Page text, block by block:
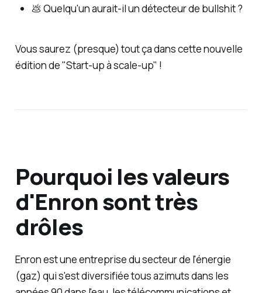
💩 Quelqu'un aurait-il un détecteur de bullshit ?
Vous saurez (presque) tout ça dans cette nouvelle
édition de "Start-up à scale-up" !
Pourquoi les valeurs
d'Enron sont très
drôles
Enron est une entreprise du secteur de l'énergie
(gaz) qui s'est diversifiée tous azimuts dans les